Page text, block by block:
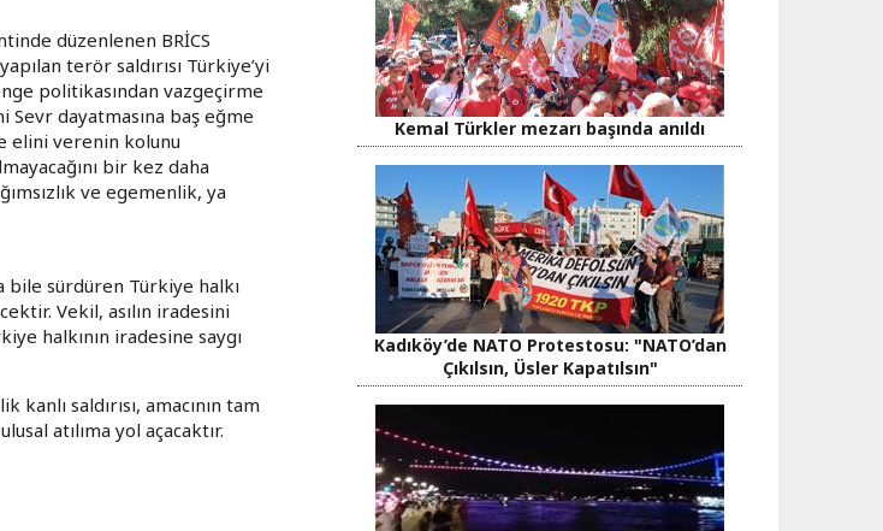
düzenlenen BRİCS
terör saldırısı Türkiye’yi
politikasından vazgeçirme
dayatmasına baş eğme
elini verenin kolunu
bir kez daha
ve egemenlik, ya
sürdüren Türkiye halkı
Vekil, asılın iradesini
halkının iradesine saygı
saldırısı, amacının tam
atılıma yol açacaktır.
Kemal Türkler mezarı başında anıldı
Kadıköy’de NATO Protestosu: "NATO’dan
Çıkılsın, Üsler Kapatılsın"